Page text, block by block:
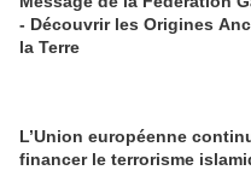
- Découvrir les Origines
la Terre
L’Union européenne
financer le terrorisme